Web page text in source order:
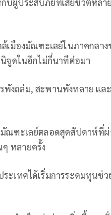
มืองมัณฑะเลย์ในภาคกลาง
จูดในอีกไม่กี่นาทีต่อมา
พังถล่ม, สะพานพังทลาย แล
มัณฑะเลย์ตลอดสุดสัปดาห์ที่
หลายครั้ง
ะเทศได้เริ่มการระดมทุนช่